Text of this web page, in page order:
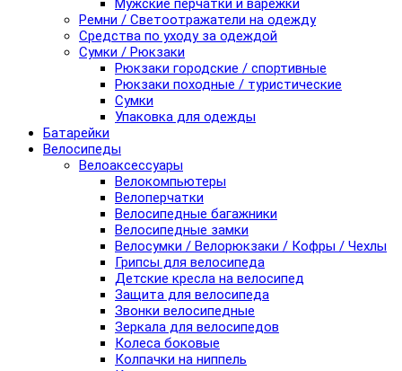
Мужские перчатки и варежки
Ремни / Светоотражатели на одежду
Средства по уходу за одеждой
Сумки / Рюкзаки
Рюкзаки городские / спортивные
Рюкзаки походные / туристические
Сумки
Упаковка для одежды
Батарейки
Велосипеды
Велоаксессуары
Велокомпьютеры
Велоперчатки
Велосипедные багажники
Велосипедные замки
Велосумки / Велорюкзаки / Кофры / Чехлы
Грипсы для велосипеда
Детские кресла на велосипед
Защита для велосипеда
Звонки велосипедные
Зеркала для велосипедов
Колеса боковые
Колпачки на ниппель